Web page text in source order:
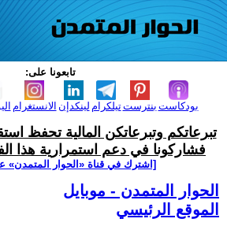
تابعونا على:
الانستغرام لينكدإن تيلكرامبنترست بودكاست
تبرعاتكم وتبرعاتكن المالية تحفظ
فشاركونا في دعم استمرارية هذا
[اشترك في قناة ‫«الحوار المتمدن»
الحوار المتمدن - موبايل
الموقع الرئيسي